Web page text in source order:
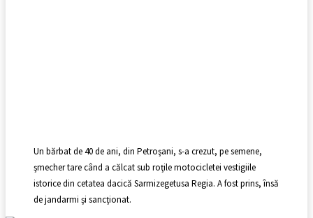
Un bărbat de 40 de ani, din Petroşani, s-a crezut, pe semene,
şmecher tare când a călcat sub roţile motocicletei vestigiile
istorice din cetatea dacică Sarmizegetusa Regia. A fost prins, însă
de jandarmi şi sancţionat.